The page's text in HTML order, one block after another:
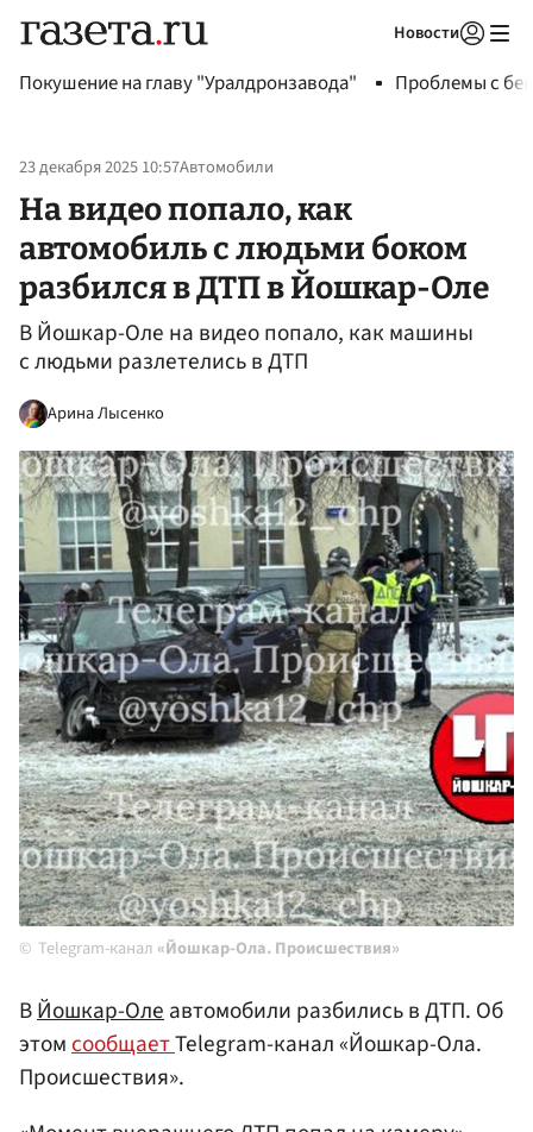
Новости
Покушение на главу "Уралдронзавода" Проблемы с
23 декабря 2025 10:57Автомобили
На видео попало, как
автомобиль с людьми боком
разбился в ДТП в Йошкар-Оле
В Йошкар-Оле на видео попало, как машины
с людьми разлетелись в ДТП
Арина Лысенко
Telegram-канал «Йошкар-Ола. Происшествия»
ВЙошкар-Олеавтомобили разбились в ДТП. Об
этомсообщаетTelegram-канал «Йошкар-Ола.
Происшествия».